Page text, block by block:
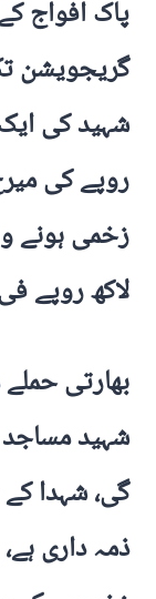
پاک افواج
گریجویشن
روپے کی
لاکھ روپے
بھارتی
شہید
گی، شہدا
ذمہ داری